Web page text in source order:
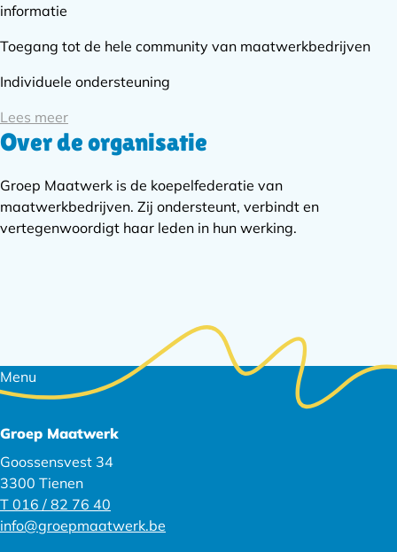
informatie
Toegang tot de hele community van maatwerkbedrijven
Individuele ondersteuning
Lees meer
Over de organisatie
Groep Maatwerk is de koepelfederatie van
maatwerkbedrijven. Zij ondersteunt, verbindt en
vertegenwoordigt haar leden in hun werking.
Footer
navigatie
Menu
Groep Maatwerk
Goossensvest 34
3300 Tienen
T 016 / 82 76 40
info@groepmaatwerk.be